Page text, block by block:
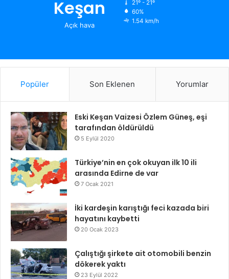
Keşan
Açık hava
21º - 21º
60%
1.54 km/h
Popüler Son Eklenen Yorumlar
Eski Keşan Vaizesi Özlem Güneş, eşi
tarafından öldürüldü
5 Eylül 2020
Türkiye’nin en çok okuyan ilk 10 ili
arasında Edirne de var
7 Ocak 2021
İki kardeşin karıştığı feci kazada biri
hayatını kaybetti
20 Ocak 2023
Çalıştığı şirkete ait otomobili benzin
dökerek yaktı
23 Eylül 2022